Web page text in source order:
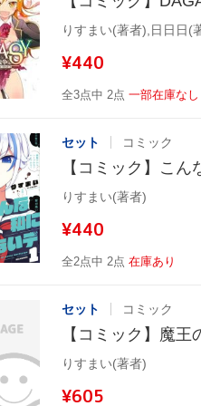
りすまい(著者),日日日(
¥440
全3点中 2点 一部在庫なし
セット コミック
【コミック】こ
りすまい(著者)
¥440
全2点中 2点 在庫あり
セット コミック
【コミック】魔
りすまい(著者)
¥605